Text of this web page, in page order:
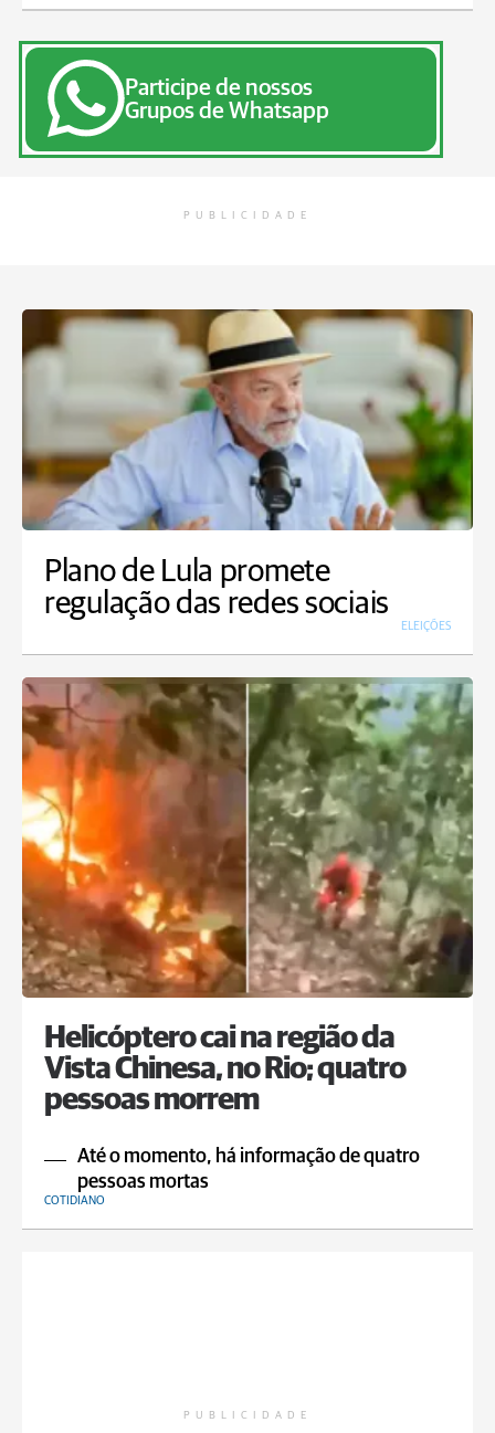
Participe de nossos
Grupos de Whatsapp
PUBLICIDADE
Plano de Lula promete
regulação das redes sociais
ELEIÇÕES
Helicóptero cai na região da
Vista Chinesa, no Rio; quatro
pessoas morrem
Até o momento, há informação de quatro
pessoas mortas
COTIDIANO
PUBLICIDADE